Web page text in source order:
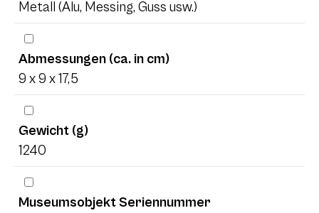
Metall (Alu, Messing, Guss usw.)
Abmessungen (ca. in cm)
9 x 9 x 17,5
Gewicht (g)
1240
Museumsobjekt Seriennummer